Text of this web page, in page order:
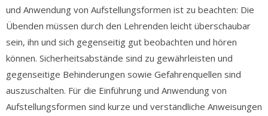
und Anwendung von Aufstellungsformen ist zu beachten: Die
Übenden müssen durch den Lehrenden leicht überschaubar
sein, ihn und sich gegenseitig gut beobachten und hören
können. Sicherheitsabstände sind zu gewährleisten und
gegenseitige Behinderungen sowie Gefahrenquellen sind
auszuschalten. Für die Einführung und Anwendung von
Aufstellungsformen sind kurze und verständliche Anweisungen